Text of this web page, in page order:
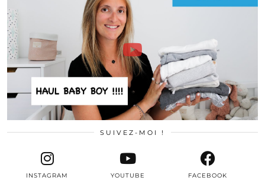
SUIVEZ-MOI !
INSTAGRAM FACEBOOK
YOUTUBE